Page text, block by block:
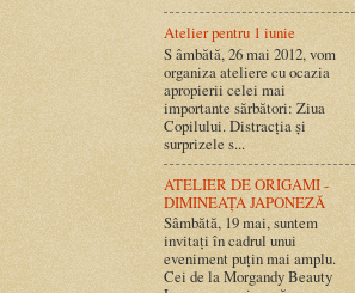
Atelier pentru 1 iunie
S âmbătă, 26 mai 2012, vom
organiza ateliere cu ocazia
apropierii celei mai
importante sărbători: Ziua
Copilului. Distracția și
surprizele s...
ATELIER DE ORIGAMI -
DIMINEAȚA JAPONEZĂ
Sâmbătă, 19 mai, suntem
invitați în cadrul unui
eveniment puțin mai amplu.
Cei de la Morgandy Beauty